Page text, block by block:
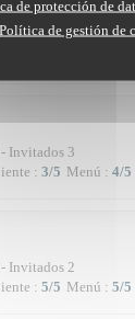
de protección de
Política de gestión de
service au top! Cet
des amis et nous le
Invitados 3
: 3/5 Menú : 4/5
Invitados 2
: 5/5 Menú : 5/5